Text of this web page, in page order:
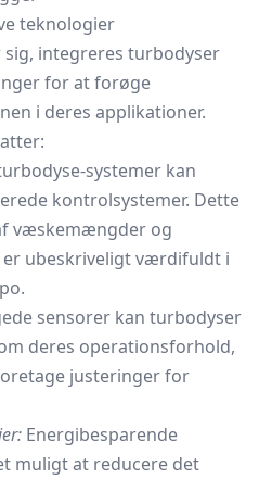
teknologier
integreres turbodyser
for at forøge
i deres applikationer.
systemer kan
kontrolsystemer. Dette
væskemængder og
ubeskriveligt værdifuldt i
sensorer kan turbodyser
deres operationsforhold,
justeringer for
Energibesparende
muligt at reducere det